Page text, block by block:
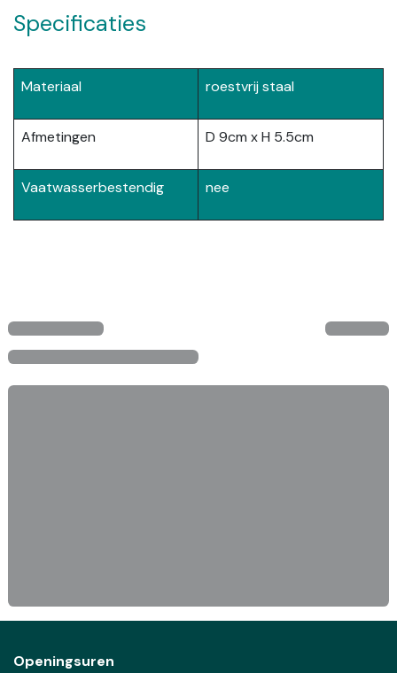
Specificaties
Materiaal roestvrij staal
Afmetingen D 9cm x H 5.5cm
Vaatwasserbestendig nee
Openingsuren